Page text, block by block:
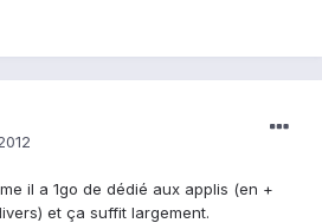
il a 1go de dédié aux applis (en +
et ça suffit largement.